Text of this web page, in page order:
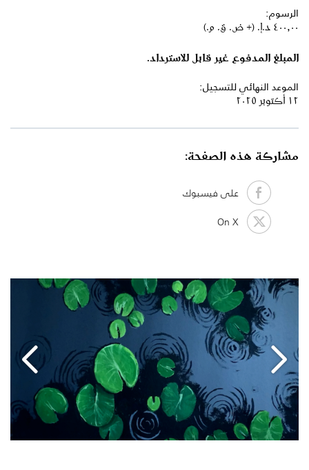
الرسوم:
٤٠٠٫٠٠ د.إ.‏ (+ ض. ق. م.)
المبلغ المدفوع غير قابل للاسترداد.
الموعد النهائي للتسجيل:
١٢ أكتوبر ٢٠٢٥
مشاركة هذه الصفحة:
على فيسبوك